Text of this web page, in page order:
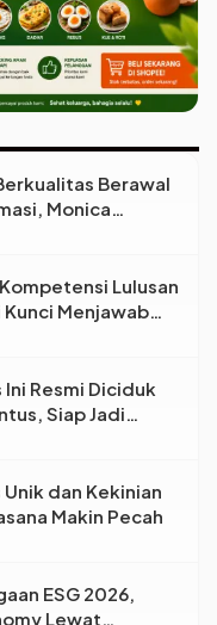
Berawal
Monica
Analisis
Lulusan
Menjawab
Resmi Diciduk
Siap Jadi
dan Kekinian
Makin Pecah
ESG 2026,
Lewat